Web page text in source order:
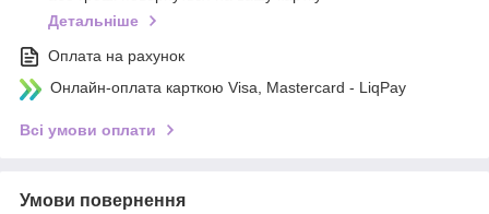
Детальніше
Оплата на рахунок
Онлайн-оплата карткою Visa, Mastercard - LiqPay
Всі умови оплати
Умови повернення